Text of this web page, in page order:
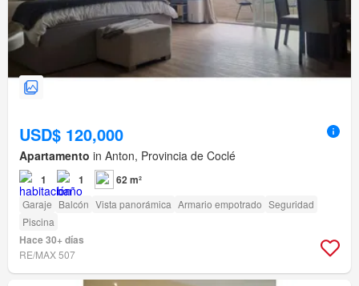
USD$ 120,000
Apartamento in Anton, Provincia de Coclé
1 1 62 m²
Garaje Balcón Vista panorámica Armario empotrado Seguridad
Piscina
Hace 30+ días
RE/MAX 507